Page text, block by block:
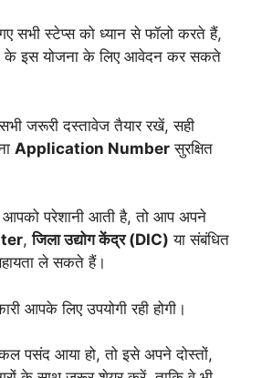
सभी स्टेप्स को ध्यान से फॉलो करते हैं,
के इस योजना के लिए आवेदन कर सकते
जरूरी दस्तावेज तैयार रखें, सही
Application Number सुरक्षित
आपको परेशानी आती है, तो आप अपने
,जिला उद्योग केंद्र (DIC) या संबंधित
ले सकते हैं।
आपके लिए उपयोगी रही होगी।
पसंद आया हो, तो इसे अपने दोस्तों,